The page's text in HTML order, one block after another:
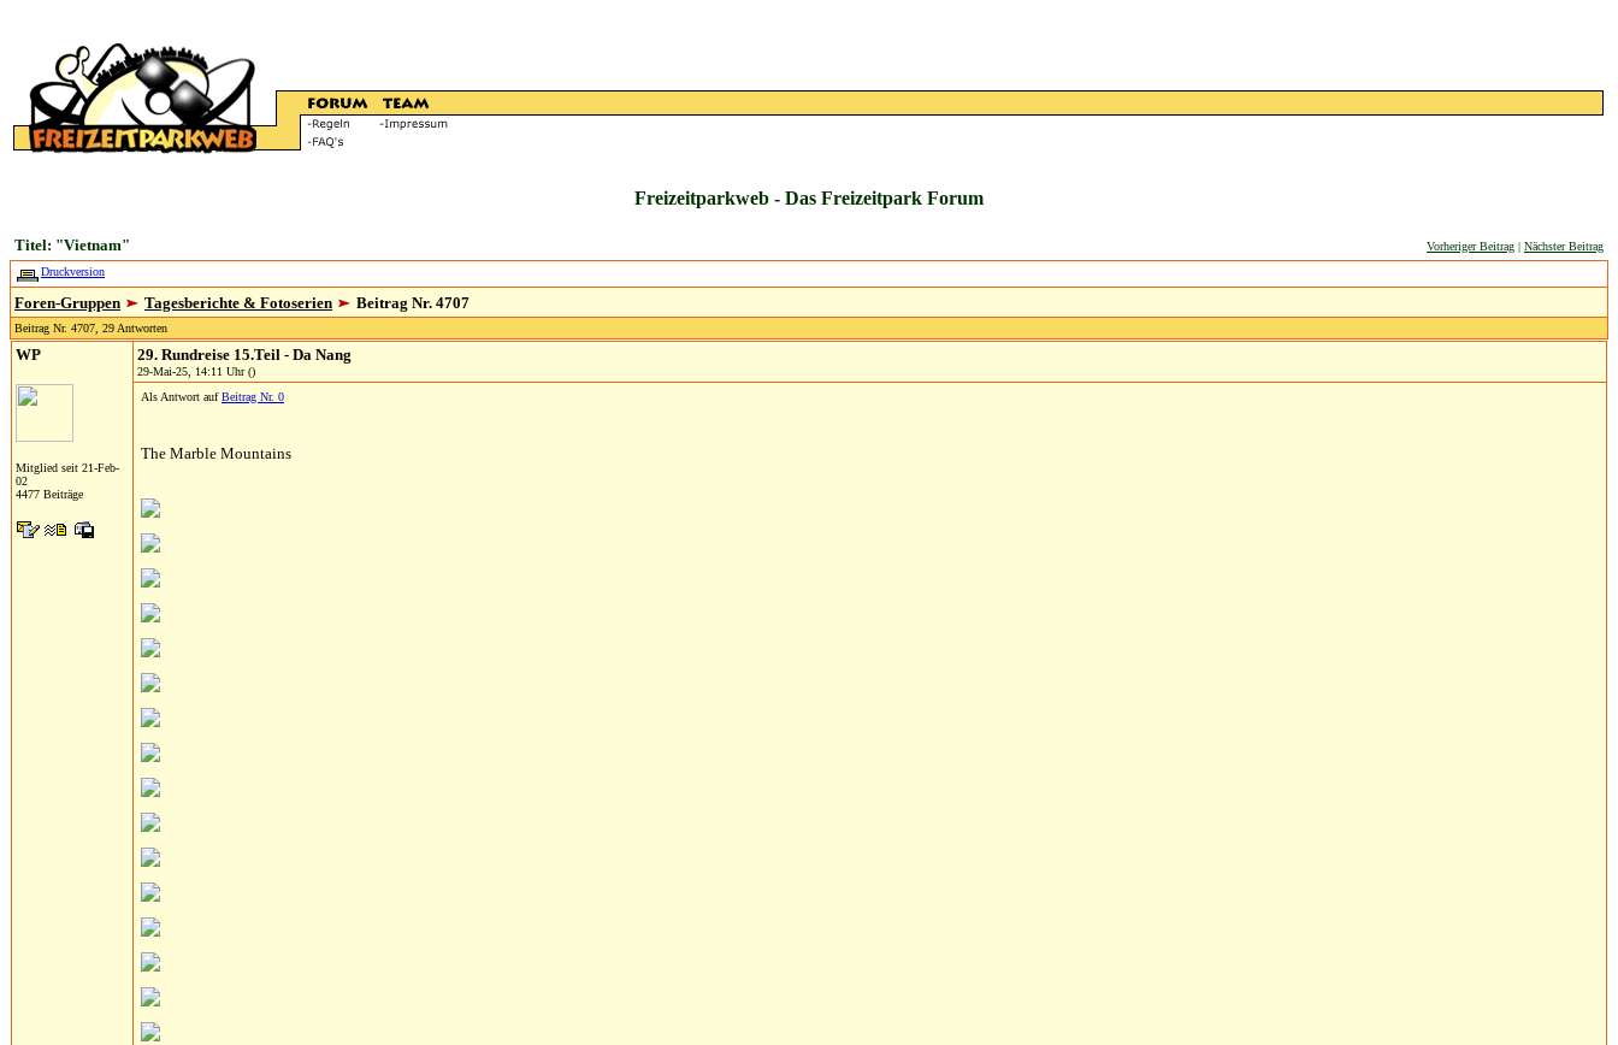
Freizeitparkweb - Das Freizeitpark Forum
Titel: "Vietnam" Vorheriger Beitrag | Nächster Beitrag
Druckversion
Foren-Gruppen Tagesberichte & Fotoserien Beitrag Nr. 4707
Beitrag Nr. 4707, 29 Antworten
WP
Mitglied seit 21-Feb-
02
4477 Beiträge
29. Rundreise 15.Teil - Da Nang
29-Mai-25, 14:11 Uhr ()
Als Antwort aufBeitrag Nr. 0
The Marble Mountains